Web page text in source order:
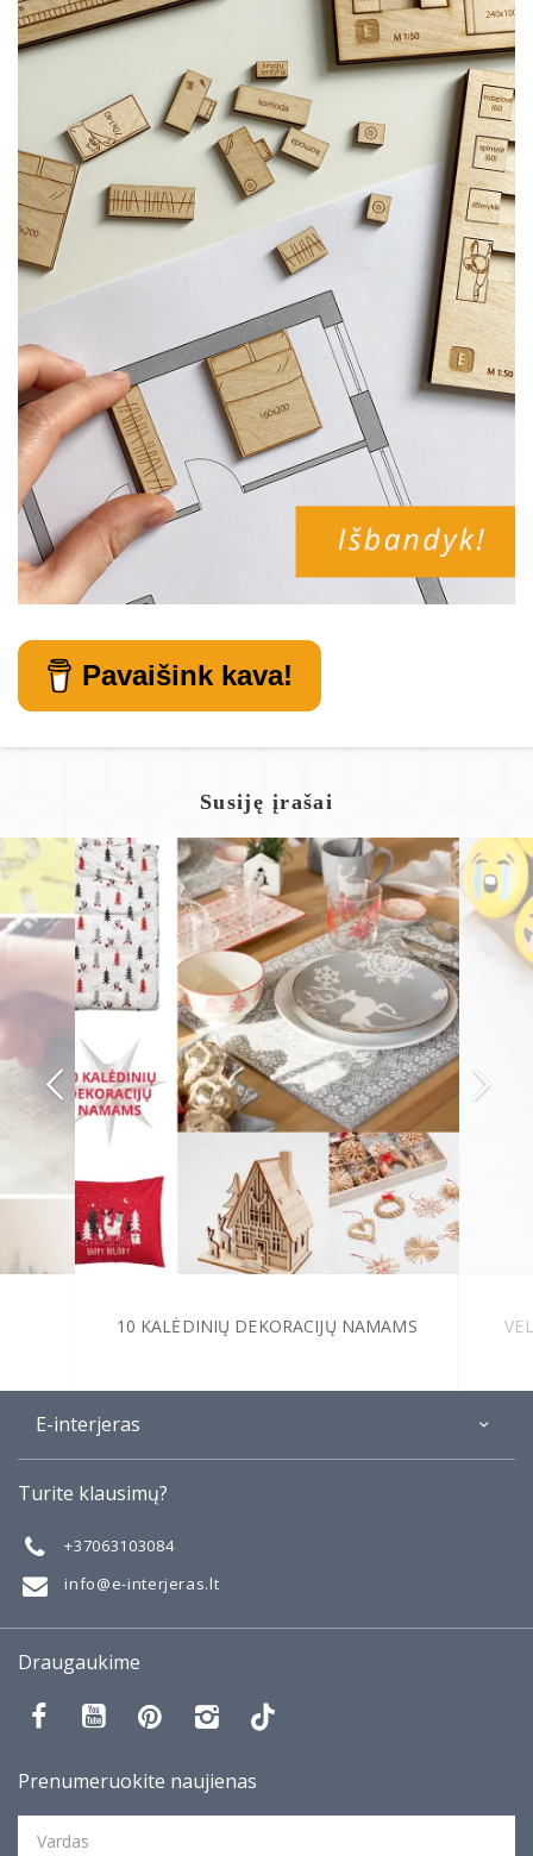
Pavaišink kava!
Susiję įrašai
10 KALĖDINIŲ DEKORACIJŲ NAMAMS
E-interjeras
Mano darbai
Taisyklės
Turite klausimų?
+37063103084
info@e-interjeras.lt
Draugaukime
Prenumeruokite naujienas